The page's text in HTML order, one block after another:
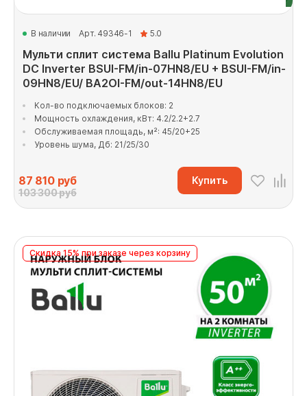
В наличии Арт. 49346-1 5.0
Мульти сплит система Ballu Platinum Evolution
DC Inverter BSUI-FM/in-07HN8/EU + BSUI-FM/in-
09HN8/EU/ BA2OI-FM/out-14HN8/EU
Кол-во подключаемых блоков: 2
Мощность охлаждения, кВт: 4.2/2.2+2.7
Обслуживаемая площадь, м²: 45/20+25
Уровень шума, Дб: 21/25/30
87 810руб
103 300 руб
Купить
Скидка 15% при заказе через корзину